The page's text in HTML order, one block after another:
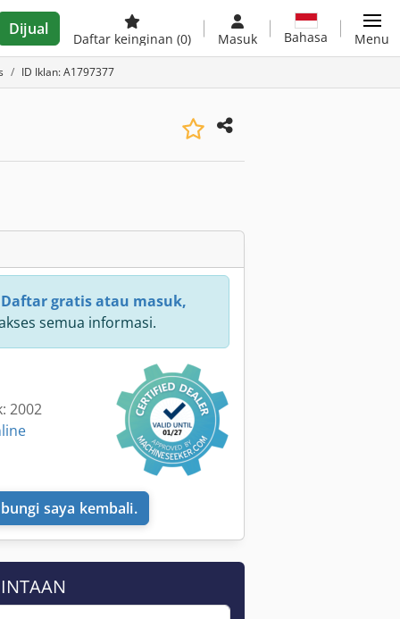
Dijual
Daftar keinginan (0) Masuk Bahasa Menu
ID Iklan: A1797377
Minta lebih banyak gambar
Daftar gratis atau masuk,
semua informasi.
2002
saya kembali.